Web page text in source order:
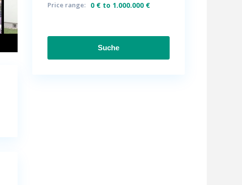
Price range: 0 € to 1.000.000 €
Suche